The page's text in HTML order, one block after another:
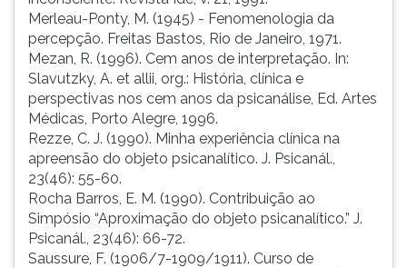
Merleau-Ponty, M. (1945) - Fenomenologia da
percepção. Freitas Bastos, Rio de Janeiro, 1971.
Mezan, R. (1996). Cem anos de interpretação. In:
Slavutzky, A. et allii, org.: História, clínica e
perspectivas nos cem anos da psicanálise, Ed. Artes
Médicas, Porto Alegre, 1996.
Rezze, C. J. (1990). Minha experiência clínica na
apreensão do objeto psicanalítico. J. Psicanál.,
23(46): 55-60.
Rocha Barros, E. M. (1990). Contribuição ao
Simpósio “Aproximação do objeto psicanalítico.” J.
Psicanál., 23(46): 66-72.
Saussure, F. (1906/7-1909/1911). Curso de